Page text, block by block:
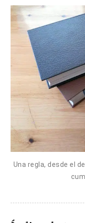
Una regla, desde el